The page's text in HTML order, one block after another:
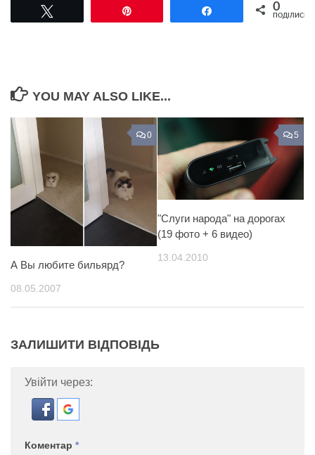
Поділитися0
ПОДІЛИСЬ
YOU MAY ALSO LIKE...
0
А Вы любите бильярд?
08.05.2007
5
"Слуги народа" на дорогах
(19 фото + 6 видео)
13.04.2010
ЗАЛИШИТИ ВІДПОВІДЬ
Увійти через:
Коментар *